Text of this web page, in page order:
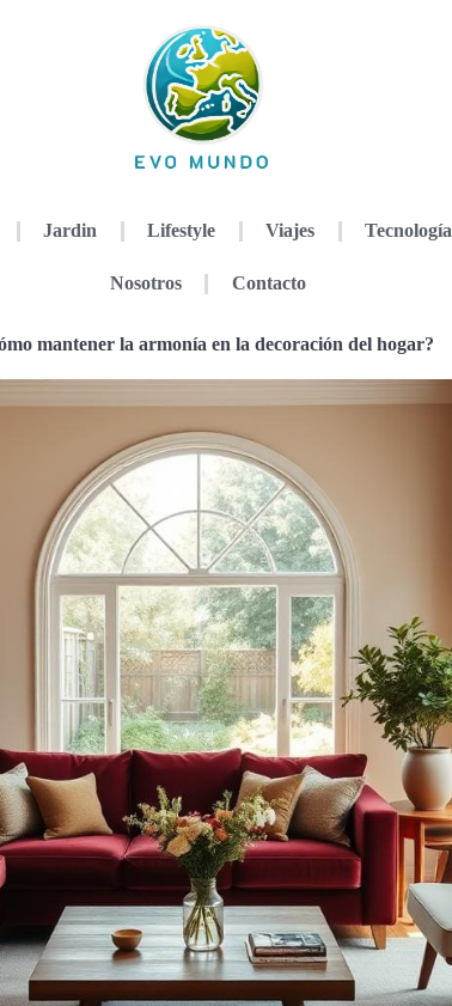
Jardin Lifestyle Viajes Tecnología
Nosotros Contacto
mantener la armonía en la decoración del hogar?